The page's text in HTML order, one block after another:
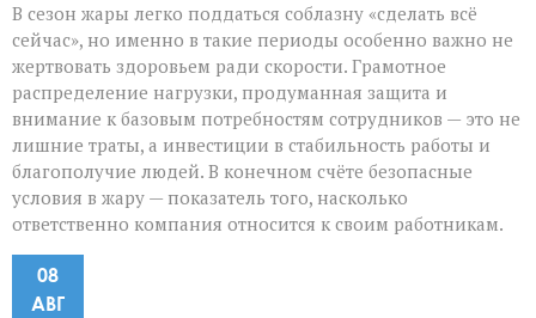
В сезон жары легко поддаться соблазну «сделать всё
сейчас», но именно в такие периоды особенно важно не
жертвовать здоровьем ради скорости. Грамотное
распределение нагрузки, продуманная защита и
внимание к базовым потребностям сотрудников — это не
лишние траты, а инвестиции в стабильность работы и
благополучие людей. В конечном счёте безопасные
условия в жару — показатель того, насколько
ответственно компания относится к своим работникам.
08
АВГ